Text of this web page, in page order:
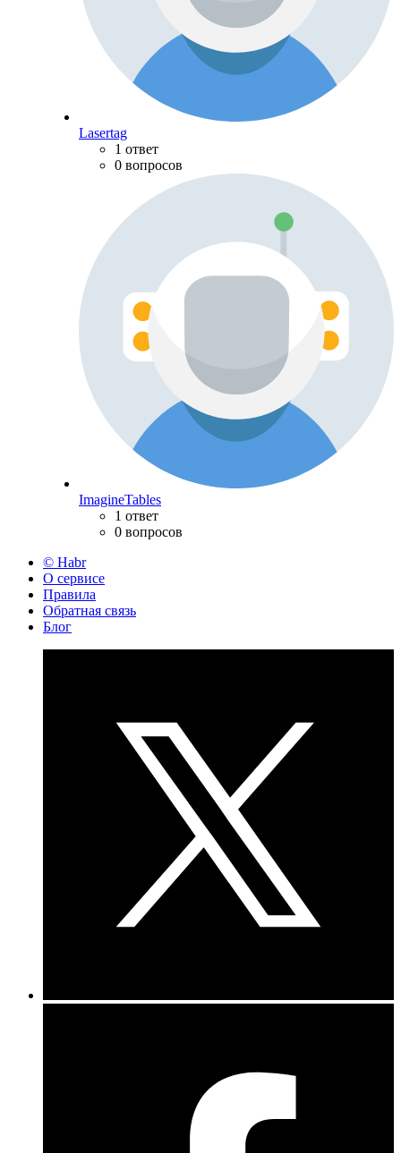
Lasertag
1 ответ
0 вопросов
ImagineTables
1 ответ
0 вопросов
© Habr
О сервисе
Правила
Обратная связь
Блог